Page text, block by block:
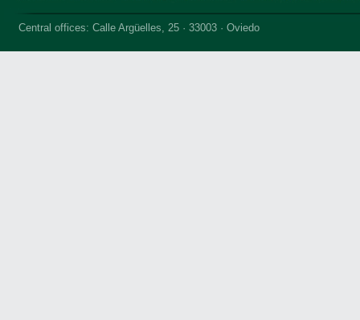
Central offices: Calle Argüelles, 25 · 33003 · Oviedo